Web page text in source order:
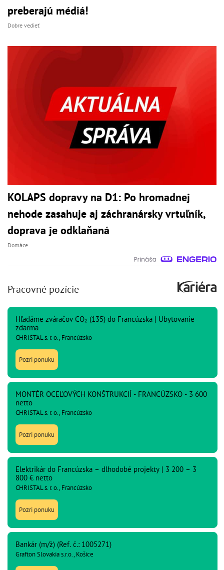
preberajú médiá!
Dobre vedieť
KOLAPS dopravy na D1: Po hromadnej
nehode zasahuje aj záchranársky vrtuľník,
doprava je odklaňaná
Domáce
Pracovné pozície
Hľadáme zváračov CO₂ (135) do Francúzska | Ubytovanie
zdarma
CHRISTAL s. r. o., Francúzsko
Pozri ponuku
MONTÉR OCEĽOVÝCH KONŠTRUKCIÍ - FRANCÚZSKO - 3 600
netto
CHRISTAL s. r. o., Francúzsko
Pozri ponuku
Elektrikár do Francúzska – dlhodobé projekty | 3 200 – 3
800 € netto
CHRISTAL s. r. o., Francúzsko
Pozri ponuku
Bankár (m/ž) (Ref. č.: 1005271)
Grafton Slovakia s.r.o., Košice